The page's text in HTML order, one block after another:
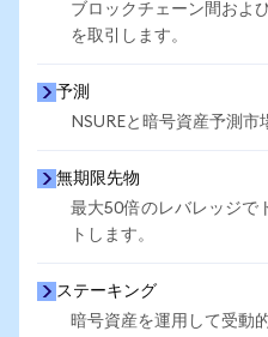
ブロックチェーン間およ
を取引します。
予測
NSUREと暗号資産予測市
無期限先物
最大50倍のレバレッジで
トします。
ステーキング
暗号資産を運用して受動